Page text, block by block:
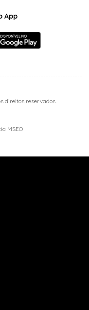
App
direitos reservados.
MSEO